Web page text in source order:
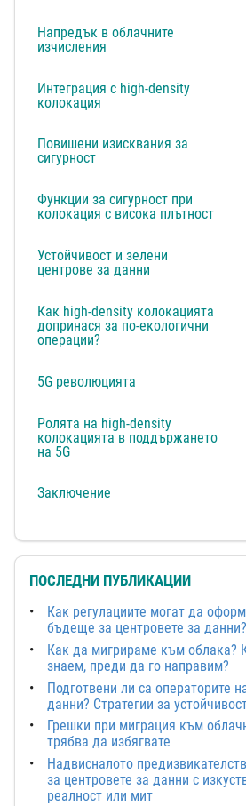
Напредък в облачните
изчисления
Интеграция с high-density
колокация
Повишени изисквания за
сигурност
Функции за сигурност при
колокация с висока плътност
Устойчивост и зелени
центрове за данни
Как high-density колокацията
допринася за по-екологични
операции?
5G революцията
Ролята на high-density
колокацията в поддържането
на 5G
Заключение
ПОСЛЕДНИ ПУБЛИКАЦИИ
Как регулациите могат да
бъдеще за центровете за данни?
Как да мигрираме към облака?
знаем, преди да го направим?
Подготвени ли са операторите
данни? Стратегии за
Грешки при миграция към
трябва да избягвате
Надвисналото
за центровете за данни с
реалност или мит